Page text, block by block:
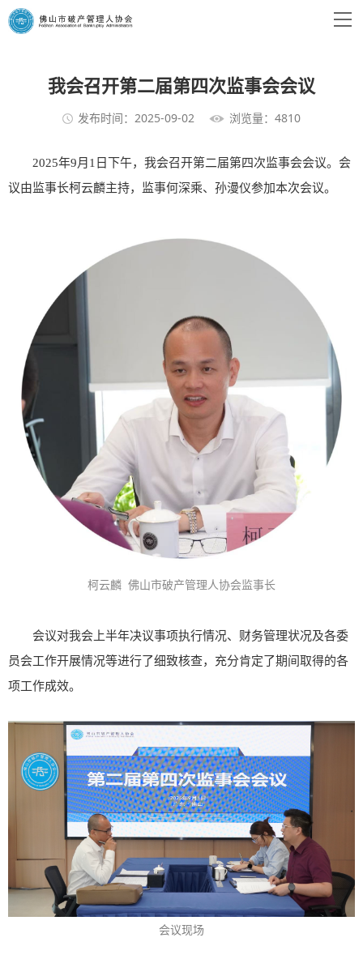
我会召开第二届第四次监事会会议
发布时间：2025-09-02 浏览量：4810
2025年9月1日下午，我会召开第二届第四次监事会会议。会
议由监事长柯云麟主持，监事何深乘、孙漫仪参加本次会议。
柯云麟 佛山市破产管理人协会监事长
会议对我会上半年决议事项执行情况、财务管理状况及各委
员会工作开展情况等进行了细致核查，充分肯定了期间取得的各
项工作成效。
会议现场